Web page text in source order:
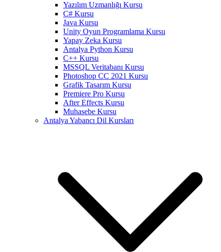
Yazılım Uzmanlığı Kursu
C# Kursu
Java Kursu
Unity Oyun Programlama Kursu
Yapay Zeka Kursu
Antalya Python Kursu
C++ Kursu
MSSQL Veritabanı Kursu
Photoshop CC 2021 Kursu
Grafik Tasarım Kursu
Premiere Pro Kursu
After Effects Kursu
Muhasebe Kursu
Antalya Yabancı Dil Kursları